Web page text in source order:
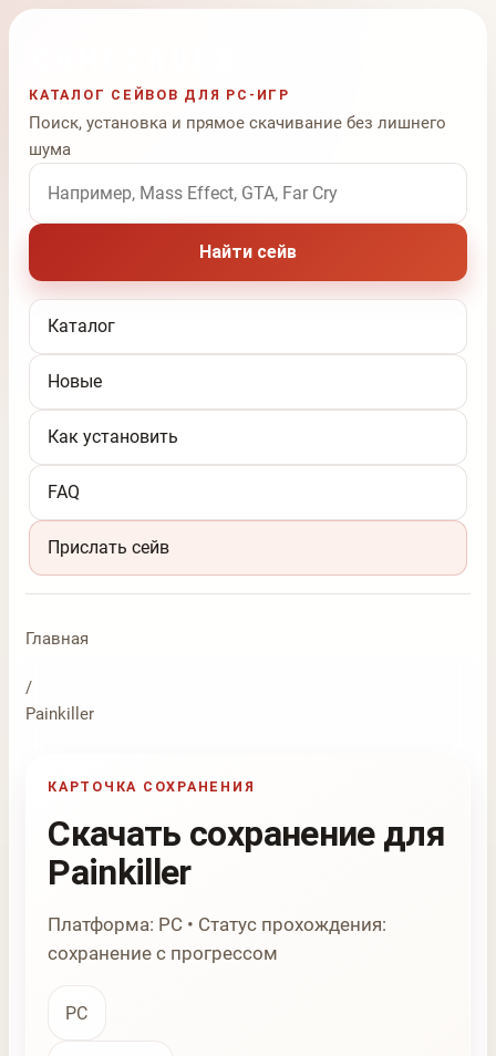
КАТАЛОГ СЕЙВОВ ДЛЯ PC-ИГР
Поиск, установка и прямое скачивание без лишнего
шума
Поиск по названию игры
Найти сейв
Каталог
Новые
Как установить
FAQ
Прислать сейв
Главная
/
Painkiller
КАРТОЧКА СОХРАНЕНИЯ
Скачать сохранение для
Painkiller
Платформа: PC • Статус прохождения:
сохранение с прогрессом
PC